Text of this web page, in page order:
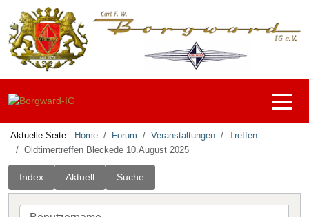
Off-
Aktuelle Seite: Home Forum Veranstaltungen
Treffen
Oldtimertreffen Bleckede 10.August 2025
Index Aktuell Suche
Benutzername